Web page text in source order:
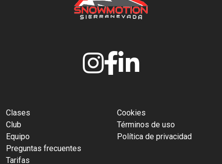
Clases
Club
Equipo
Preguntas frecuentes
Tarifas
Cookies
Términos de uso
Política de privacidad